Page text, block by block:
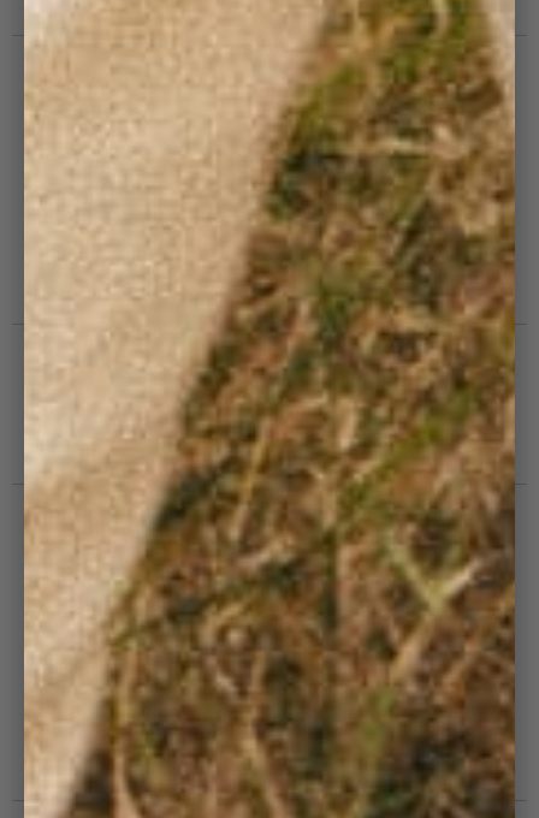
PRATIQUE
CGV
FAQ
Modes de livraison
Echanges & retours
Politique de remboursement
Guide d'entretien
#JOINCOTELE
Pour ne rien manquer et construire à nos côtés le
futur de Côtelé.
ENVOYER
SUIVEZ-NOUS